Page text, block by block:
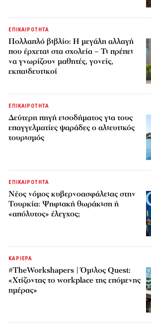
ΕΠΙΚΑΙΡΟΤΗΤΑ
Πολλαπλό βιβλίο: Η μεγάλη αλλαγή
που έρχεται στα σχολεία – Τι πρέπει
να γνωρίζουν μαθητές, γονείς,
εκπαιδευτικοί
ΕΠΙΚΑΙΡΟΤΗΤΑ
Δεύτερη πηγή εισοδήματος για τους
επαγγελματίες ψαράδες ο αλιευτικός
τουρισμός
ΕΠΙΚΑΙΡΟΤΗΤΑ
Νέος νόμος κυβερνοασφάλειας στην
Τουρκία: Ψηφιακή θωράκιση ή
«απόλυτος» έλεγχος;
ΚΑΡΙΕΡΑ
#TheWorkshapers | Όμιλος Quest:
«Χτίζοντας το workplace της επόμενης
ημέρας»